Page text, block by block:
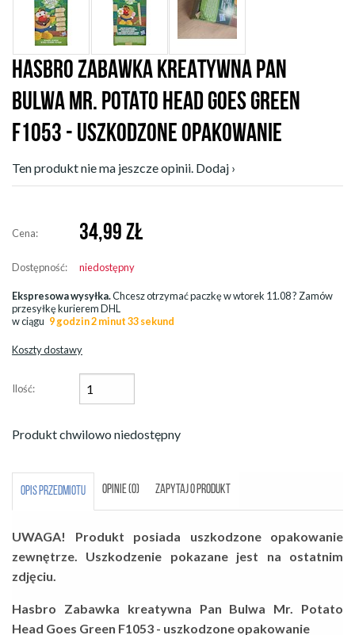
HASBRO ZABAWKA KREATYWNA PAN
BULWA MR. POTATO HEAD GOES GREEN
F1053 - USZKODZONE OPAKOWANIE
Ten produkt nie ma jeszcze opinii. Dodaj ›
Cena: 34,99 ZŁ
Dostępność: niedostępny
Ekspresowa wysyłka.Chcesz otrzymać paczkę wwtorek 11.08? Zamów
przesyłkę kurierem DHL
w ciągu 9 godzin 2 minut 32 sekund
Koszty dostawy
Ilość:
Produkt chwilowo niedostępny
OPIS PRZEDMIOTU OPINIE (0) ZAPYTAJ O PRODUKT
UWAGA! Produkt posiada uszkodzone opakowanie
zewnętrze. Uszkodzenie pokazane jest na ostatnim
zdjęciu.
Hasbro Zabawka kreatywna Pan Bulwa Mr. Potato
Head Goes Green F1053 - uszkodzone opakowanie